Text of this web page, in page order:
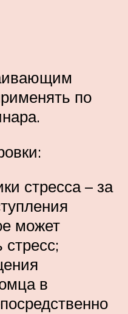
по
стресса – за
может
стресс;
в